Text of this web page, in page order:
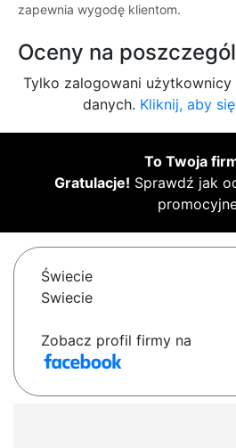
zapewnia wygodę klientom.
Oceny na
Tylko zalogowani
danych. Kliknij, aby
To Twoja
Gratulacje! Sprawdź jak
Świecie
Swiecie
Zobacz profil firmy na